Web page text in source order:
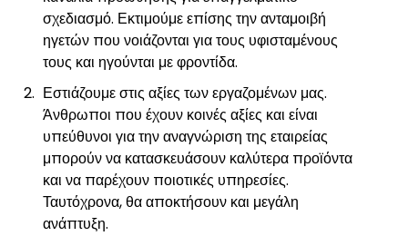
σχεδιασμό. Εκτιμούμε επίσης την ανταμοιβή
ηγετών που νοιάζονται για τους υφισταμένους
τους και ηγούνται με φροντίδα.
Εστιάζουμε στις αξίες των εργαζομένων μας.
Άνθρωποι που έχουν κοινές αξίες και είναι
υπεύθυνοι για την αναγνώριση της εταιρείας
μπορούν να κατασκευάσουν καλύτερα προϊόντα
και να παρέχουν ποιοτικές υπηρεσίες.
Ταυτόχρονα, θα αποκτήσουν και μεγάλη
ανάπτυξη.